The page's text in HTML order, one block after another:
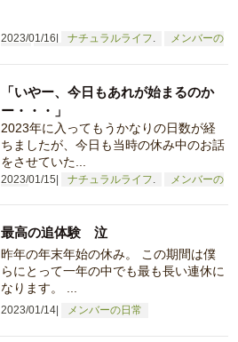
2023/01/16 ナチュラルライフ
メンバーの
2023/01/15 ナチュラルライフ
メンバーの
「いやー、今日もあれが始まるのか
ー・・・」
2023年に入ってもうかなりの日数が経
ちましたが、今日も当時の休み中のお話
をさせていた...
2023/01/14 メンバーの日常
最高の追体験 泣
昨年の年末年始の休み。 この期間は僕
らにとって一年の中でも最も長い連休に
なります。 ...